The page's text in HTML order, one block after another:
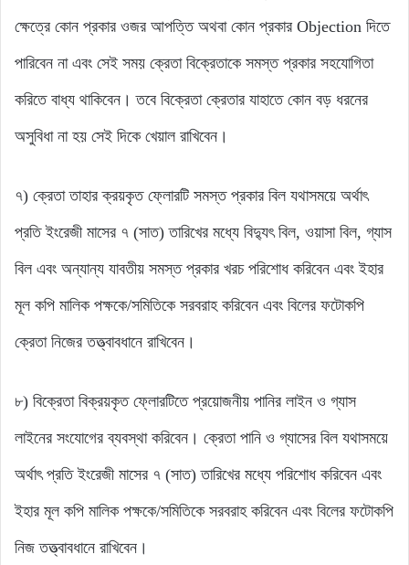
ক্ষেত্রে কোন প্রকার ওজর আপত্তি অথবা কোন প্রকার Objection দিতে
পারিবেন না এবং সেই সময় ক্রেতা বিক্রেতাকে সমস্ত প্রকার সহযোগিতা
করিতে বাধ্য থাকিবেন। তবে বিক্রেতা ক্রেতার যাহাতে কোন বড় ধরনের
অসুবিধা না হয় সেই দিকে খেয়াল রাখিবেন।
৭) ক্রেতা তাহার ক্রয়কৃত ফ্লোরটি সমস্ত প্রকার বিল যথাসময়ে অর্থাৎ
প্রতি ইংরেজী মাসের ৭ (সাত) তারিখের মধ্যে বিদ্যুৎ বিল, ওয়াসা বিল, গ্যাস
বিল এবং অন্যান্য যাবতীয় সমস্ত প্রকার খরচ পরিশোধ করিবেন এবং ইহার
মূল কপি মালিক পক্ষকে/সমিতিকে সরবরাহ করিবেন এবং বিলের ফটোকপি
ক্রেতা নিজের তত্ত্বাবধানে রাখিবেন।
৮) বিক্রেতা বিক্রয়কৃত ফ্লোরটিতে প্রয়োজনীয় পানির লাইন ও গ্যাস
লাইনের সংযোগের ব্যবস্থা করিবেন। ক্রেতা পানি ও গ্যাসের বিল যথাসময়ে
অর্থাৎ প্রতি ইংরেজী মাসের ৭ (সাত) তারিখের মধ্যে পরিশোধ করিবেন এবং
ইহার মূল কপি মালিক পক্ষকে/সমিতিকে সরবরাহ করিবেন এবং বিলের ফটোকপি
নিজ তত্ত্বাবধানে রাখিবেন।